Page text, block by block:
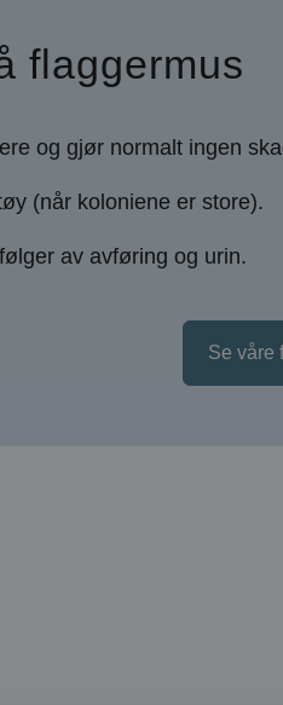
flaggermus
og gjør normalt ingen
(når koloniene er store).
av avføring og urin.
Se våre